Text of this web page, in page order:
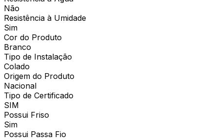
Não
Resistência à Umidade
Sim
Cor do Produto
Branco
Tipo de Instalação
Colado
Origem do Produto
Nacional
Tipo de Certificado
SIM
Possui Friso
Sim
Possui Passa Fio